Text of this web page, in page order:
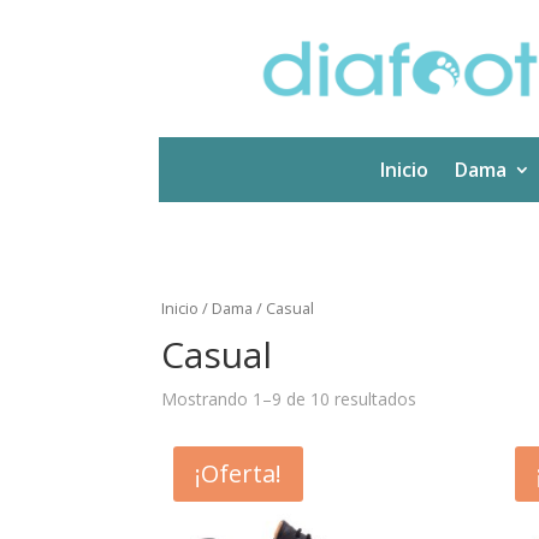
Inicio Dama
Inicio / Dama / Casual
Casual
Mostrando 1–9 de 10 resultados
¡Oferta!